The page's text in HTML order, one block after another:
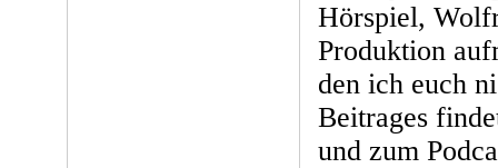
Hörspiel,
Produktion
den ich euch
Beitrages
und zum